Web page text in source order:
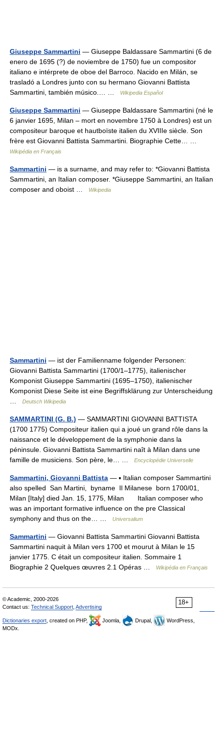
Giuseppe Sammartini — Giuseppe Baldassare Sammartini (6 de
enero de 1695 (?) de noviembre de 1750) fue un compositor
italiano e intérprete de oboe del Barroco. Nacido en Milán, se
trasladó a Londres junto con su hermano Giovanni Battista
Sammartini, también músico.… …
Wikipedia Español
Giuseppe Sammartini — Giuseppe Baldassare Sammartini (né le
6 janvier 1695, Milan – mort en novembre 1750 à Londres) est un
compositeur baroque et hautboïste italien du XVIIIe siècle. Son
frère est Giovanni Battista Sammartini. Biographie Cette… …
Wikipédia en Français
Sammartini — is a surname, and may refer to: *Giovanni Battista
Sammartini, an Italian composer. *Giuseppe Sammartini, an Italian
composer and oboist …
Wikipedia
Sammartini — ist der Familienname folgender Personen:
Giovanni Battista Sammartini (1700/1–1775), italienischer
Komponist Giuseppe Sammartini (1695–1750), italienischer
Komponist Diese Seite ist eine Begriffsklärung zur Unterscheidung
Deutsch Wikipedia
SAMMARTINI (G. B.) — SAMMARTINI GIOVANNI BATTISTA
(1700 1775) Compositeur italien qui a joué un grand rôle dans la
naissance et le développement de la symphonie dans la
péninsule. Giovanni Battista Sammartini naît à Milan dans une
famille de musiciens. Son père, le… …
Encyclopédie Universelle
Sammartini, Giovanni Battista — ▪ Italian composer Sammartini
also spelled San Martini, byname Il Milanese born 1700/01,
Milan [Italy] died Jan. 15, 1775, Milan Italian composer who
was an important formative influence on the pre Classical
symphony and thus on the… …
Universalium
Sammartini — Giovanni Battista Sammartini Giovanni Battista
Sammartini naquit à Milan vers 1700 et mourut à Milan le 15
janvier 1775. C était un compositeur italien. Sommaire 1
Biographie 2 Quelques œuvres 2.1 Opéras …
Wikipédia en Français
18+
© Academic, 2000-2026
Contact us: Technical Support Advertising
Dictionaries export , created on PHP, Joomla, Drupal,
WordPress,
MODx.